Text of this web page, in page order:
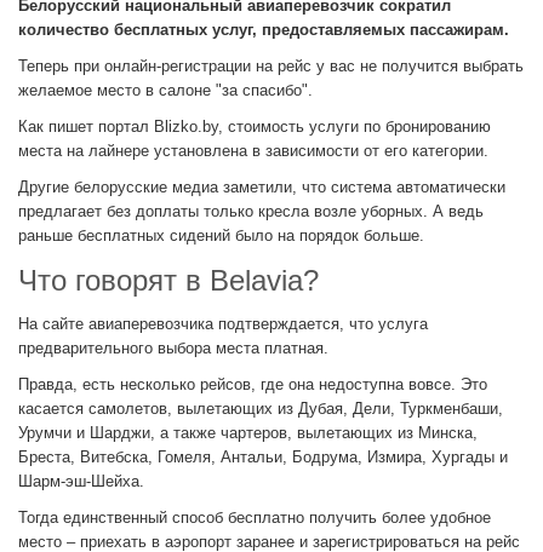
Белорусский национальный авиаперевозчик сократил
количество бесплатных услуг, предоставляемых пассажирам.
Теперь при онлайн-регистрации на рейс у вас не получится выбрать
желаемое место в салоне "за спасибо".
Как пишет портал Blizko.by, стоимость услуги по бронированию
места на лайнере установлена в зависимости от его категории.
Другие белорусские медиа заметили, что система автоматически
предлагает без доплаты только кресла возле уборных. А ведь
раньше бесплатных сидений было на порядок больше.
Что говорят в Belavia?
На сайте авиаперевозчика подтверждается, что услуга
предварительного выбора места платная.
Правда, есть несколько рейсов, где она недоступна вовсе. Это
касается самолетов, вылетающих из Дубая, Дели, Туркменбаши,
Урумчи и Шарджи, а также чартеров, вылетающих из Минска,
Бреста, Витебска, Гомеля, Антальи, Бодрума, Измира, Хургады и
Шарм-эш-Шейха.
Тогда единственный способ бесплатно получить более удобное
место – приехать в аэропорт заранее и зарегистрироваться на рейс